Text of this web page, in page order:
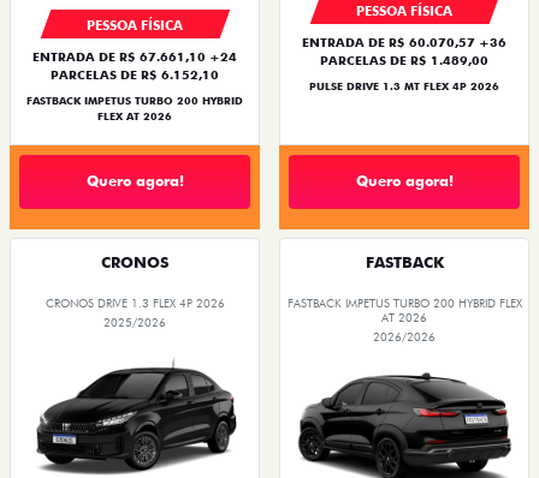
PESSOA FÍSICA
ENTRADA DE R$ 67.661,10 +24
PARCELAS DE R$ 6.152,10
FASTBACK IMPETUS TURBO 200 HYBRID
FLEX AT 2026
Quero agora!
PESSOA FÍSICA
ENTRADA DE R$ 60.070,57 +36
PARCELAS DE R$ 1.489,00
PULSE DRIVE 1.3 MT FLEX 4P 2026
Quero agora!
CRONOS
CRONOS DRIVE 1.3 FLEX 4P 2026
2025/2026
FASTBACK
FASTBACK IMPETUS TURBO 200 HYBRID FLEX
AT 2026
2026/2026